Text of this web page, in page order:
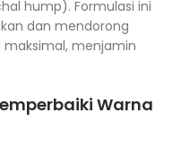
hump). Formulasi ini
dan mendorong
menjamin
Warna